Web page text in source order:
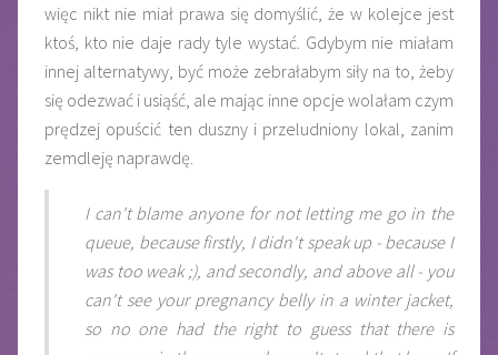
więc nikt nie miał prawa się domyślić, że w kolejce jest
ktoś, kto nie daje rady tyle wystać. Gdybym nie miałam
innej alternatywy, być może zebrałabym siły na to, żeby
się odezwać i usiąść, ale mając inne opcje wolałam czym
prędzej opuścić ten duszny i przeludniony lokal, zanim
zemdleję naprawdę.
I can't blame anyone for not letting me go in the
queue, because firstly, I didn't speak up - because I
was too weak ;), and secondly, and above all - you
can't see your pregnancy belly in a winter jacket,
so no one had the right to guess that there is